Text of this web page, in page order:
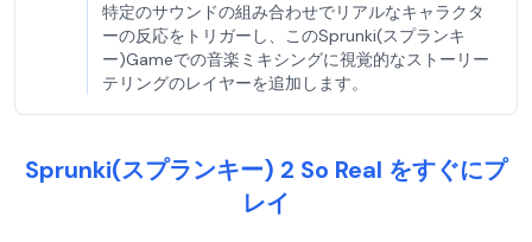
特定のサウンドの組み合わせでリアルなキャラクタ
ーの反応をトリガーし、このSprunki(スプランキ
ー)Gameでの音楽ミキシングに視覚的なストーリー
テリングのレイヤーを追加します。
Sprunki(スプランキー) 2 So Real をすぐにプ
レイ